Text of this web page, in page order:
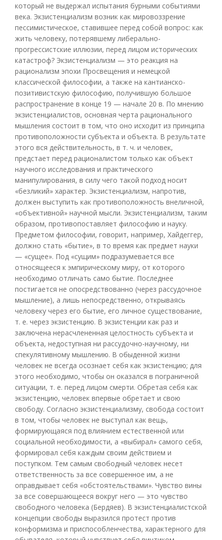
который не выдержал испытания бурными событиями
века. Экзистенциализм возник как мировоззрение
пессимистическое, ставившее перед собой вопрос: как
жить человеку, потерявшему либерально-
прогрессистские иллюзии, перед лицом исторических
катастроф? Экзистенциализм — это реакция на
рационализм эпохи Просвещения и немецкой
классической философии, а также на кантианско-
позитивистскую философию, получившую большое
распространение в конце 19 — начале 20 в. По мнению
экзистенциалистов, основная черта рационального
мышления состоит в том, что оно исходит из принципа
противоположности субъекта и объекта. В результате
этого вся действительность, в т. ч. и человек,
предстает перед рационалистом только как объект
научного исследования и практического
манипулирования, в силу чего такой подход носит
«безликий» характер. Экзистенциализм, напротив,
должен выступить как противоположность внеличной,
«объективной» научной мысли. Экзистенциализм, таким
образом, противопоставляет философию и науку.
Предметом философии, говорит, например, Хайдеггер,
должно стать «бытие», в то время как предмет науки
— «сущее». Под «сущим» подразумевается все
относящееся к эмпирическому миру, от которого
необходимо отличать само бытие. Последнее
постигается не опосредствованно (через рассудочное
мышление), а лишь непосредственно, открываясь
человеку через его бытие, его личное существование,
т. е. через экзистенцию. В экзистенции как раз и
заключена нерасчлененная целостность субъекта и
объекта, недоступная ни рассудочно-научному, ни
спекулятивному мышлению. В обыденной жизни
человек не всегда осознает себя как экзистенцию; для
этого необходимо, чтобы он оказался в пограничной
ситуации, т. е. перед лицом смерти. Обретая себя как
экзистенцию, человек впервые обретает и свою
свободу. Согласно экзистенциализму, свобода состоит
в том, чтобы человек не выступал как вещь,
формирующаяся под влиянием естественной или
социальной необходимости, а «выбирал» самого себя,
формировал себя каждым своим действием и
поступком. Тем самым свободный человек несет
ответственность за все совершенное им, а не
оправдывает себя «обстоятельствами». Чувство вины
за все совершающееся вокруг него — это чувство
свободного человека (Бердяев). В экзистенциалистской
концепции свободы выразился протест против
конформизма и приспособленчества, характерного для